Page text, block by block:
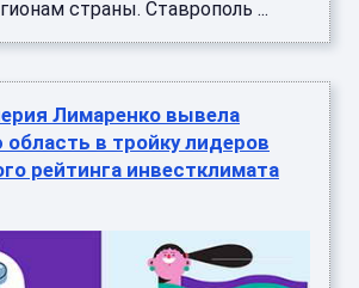
страны. Ставрополь ...
Лимаренко вывела
область в тройку лидеров
рейтинга инвестклимата